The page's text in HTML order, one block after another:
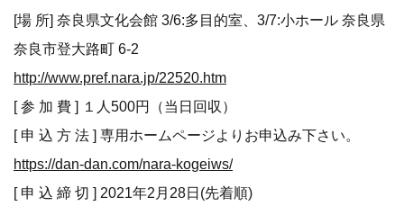
[場 所] 奈良県文化会館 3/6:多目的室、3/7:小ホール 奈良県
奈良市登大路町 6-2
http://www.pref.nara.jp/22520.htm
[ 参 加 費 ] １人500円（当日回収）
[ 申 込 方 法 ] 専用ホームページよりお申込み下さい。
https://dan-dan.com/nara-kogeiws/
[ 申 込 締 切 ] 2021年2月28日(先着順)